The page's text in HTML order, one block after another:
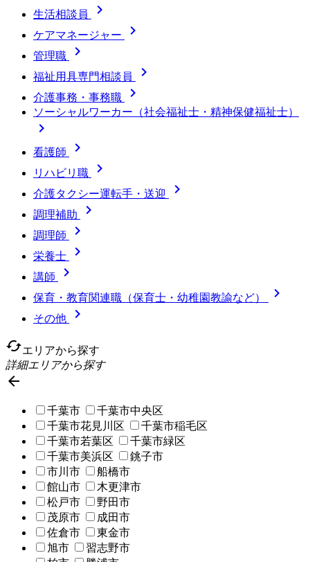
生活相談員 
ケアマネージャー 
管理職 
福祉用具専門相談員 
介護事務・事務職 
ソーシャルワーカー（社会福祉士・精神保健福祉士）

看護師 
リハビリ職 
介護タクシー運転手・送迎 
調理補助 
調理師 
栄養士 
講師 
保育・教育関連職（保育士・幼稚園教諭など） 
その他

cachedエリアから探す
詳細エリアから探す

千葉市
千葉市中央区
千葉市花見川区
千葉市稲毛区
千葉市若葉区
千葉市緑区
千葉市美浜区
銚子市
市川市
船橋市
館山市
木更津市
松戸市
野田市
茂原市
成田市
佐倉市
東金市
旭市
習志野市